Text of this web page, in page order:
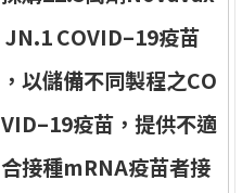
JN.1COVID–19疫苗
， 以儲備不同製程之CO
VID–19疫苗， 提供不適
合接種mRNA疫苗者接